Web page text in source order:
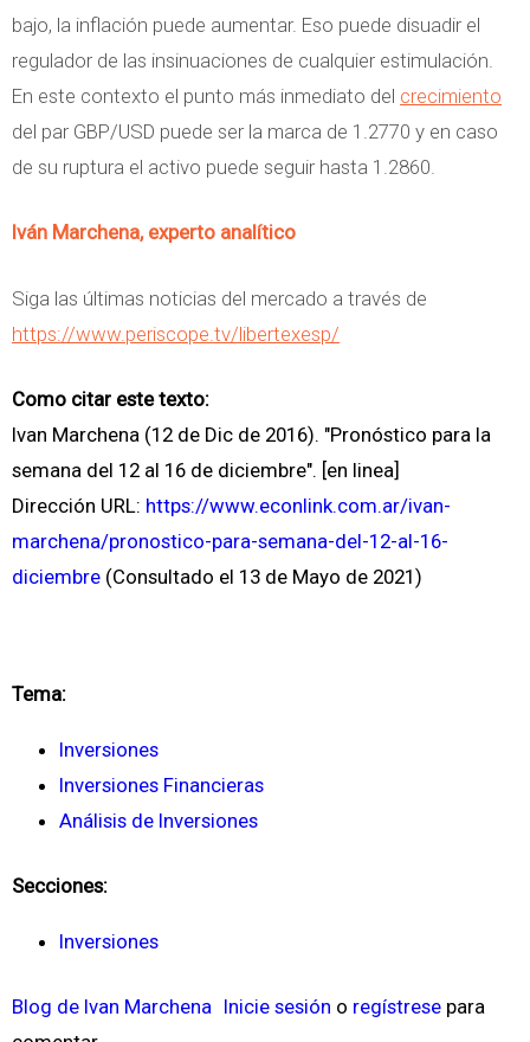
bajo, la inflación puede aumentar. Eso puede disuadir el
regulador de las insinuaciones de cualquier estimulación.
En este contexto el punto más inmediato del crecimiento
del par GBP/USD puede ser la marca de 1.2770 y en caso
de su ruptura el activo puede seguir hasta 1.2860.
Iván Marchena, experto analítico
Siga las últimas noticias del mercado a través de
https://www.periscope.tv/libertexesp/
Como citar este texto:
Ivan Marchena (12 de Dic de 2016). "Pronóstico para la
semana del 12 al 16 de diciembre". [en linea]
Dirección URL: https://www.econlink.com.ar/ivan-
marchena/pronostico-para-semana-del-12-al-16-
diciembre (Consultado el 13 de Mayo de 2021)
Tema:
Inversiones
Inversiones Financieras
Análisis de Inversiones
Secciones:
Inversiones
Blog de Ivan Marchena Inicie sesión o regístrese para